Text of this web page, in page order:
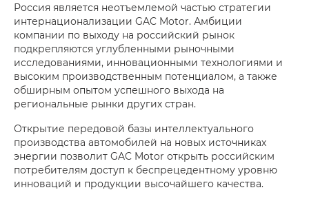
Россия является неотъемлемой частью стратегии
интернационализации GAC Motor. Амбиции
компании по выходу на российский рынок
подкрепляются углубленными рыночными
исследованиями, инновационными технологиями и
высоким производственным потенциалом, а также
обширным опытом успешного выхода на
региональные рынки других стран.
Открытие передовой базы интеллектуального
производства автомобилей на новых источниках
энергии позволит GAC Motor открыть российским
потребителям доступ к беспрецедентному уровню
инноваций и продукции высочайшего качества.